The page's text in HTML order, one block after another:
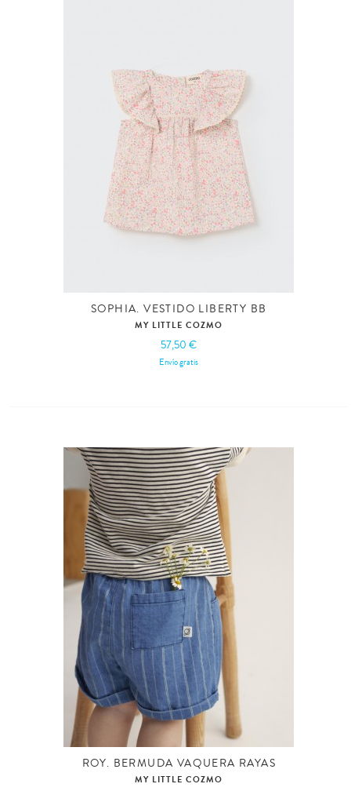
SOPHIA. VESTIDO LIBERTY BB
MY LITTLE COZMO
57,50 €
Envío gratis
ROY. BERMUDA VAQUERA RAYAS
MY LITTLE COZMO